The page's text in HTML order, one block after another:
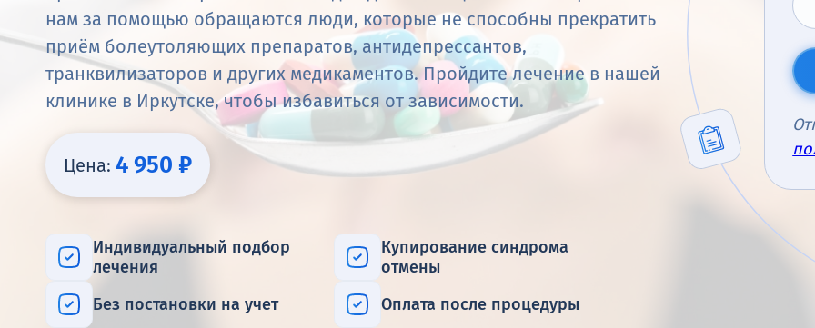
нам за помощью обращаются люди, которые не способны прекратить
приём болеутоляющих препаратов, антидепрессантов,
транквилизаторов и других медикаментов. Пройдите лечение в нашей
клинике в Иркутске, чтобы избавиться от зависимости.
Цена: 4 950 ₽
Индивидуальный подбор
лечения
Купирование синдрома
отмены
Без постановки на учет
Оплата после процедуры